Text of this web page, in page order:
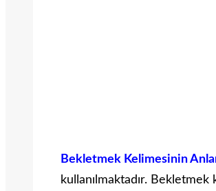
Bekletmek Kelimesinin
kullanılmaktadır. Bekletmek